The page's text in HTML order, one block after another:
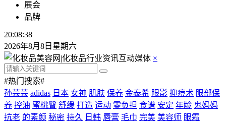
展会
品牌
20:08:38
2026年8月8日星期六
×
#热门搜索#
孙芸芸 adidas 日本 女神 肌肤 保养 金泰希 眼影 抑痘术 眼部保
养 控油 蜜桃臀 舒缓 打造 运动 零负担 食谱 安定 年龄 鬼妈妈
抗老 的素颜 秘密 持久 日韩 唇膏 毛巾 完美 美容师 眼霜